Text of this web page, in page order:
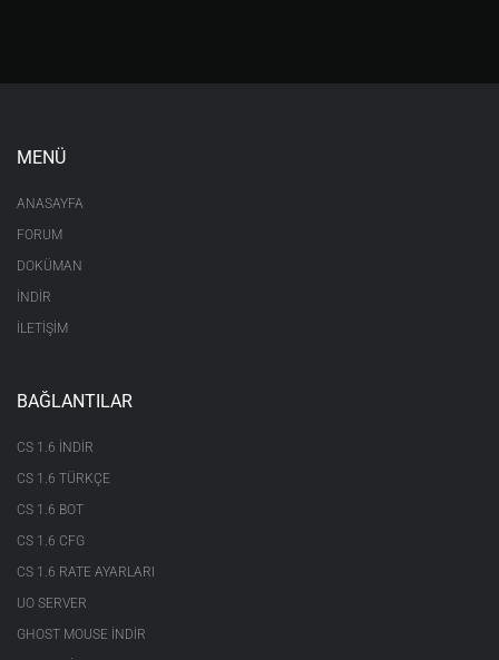
MENÜ
ANASAYFA
FORUM
DOKÜMAN
İNDİR
İLETİŞİM
BAĞLANTILAR
CS 1.6 INDIR
CS 1.6 TÜRKÇE
CS 1.6 BOT
CS 1.6 CFG
CS 1.6 RATE AYARLARI
UO SERVER
GHOST MOUSE INDIR